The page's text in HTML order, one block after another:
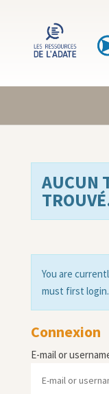
AUCUN
You are
must first login.
Connexion
E-mail or